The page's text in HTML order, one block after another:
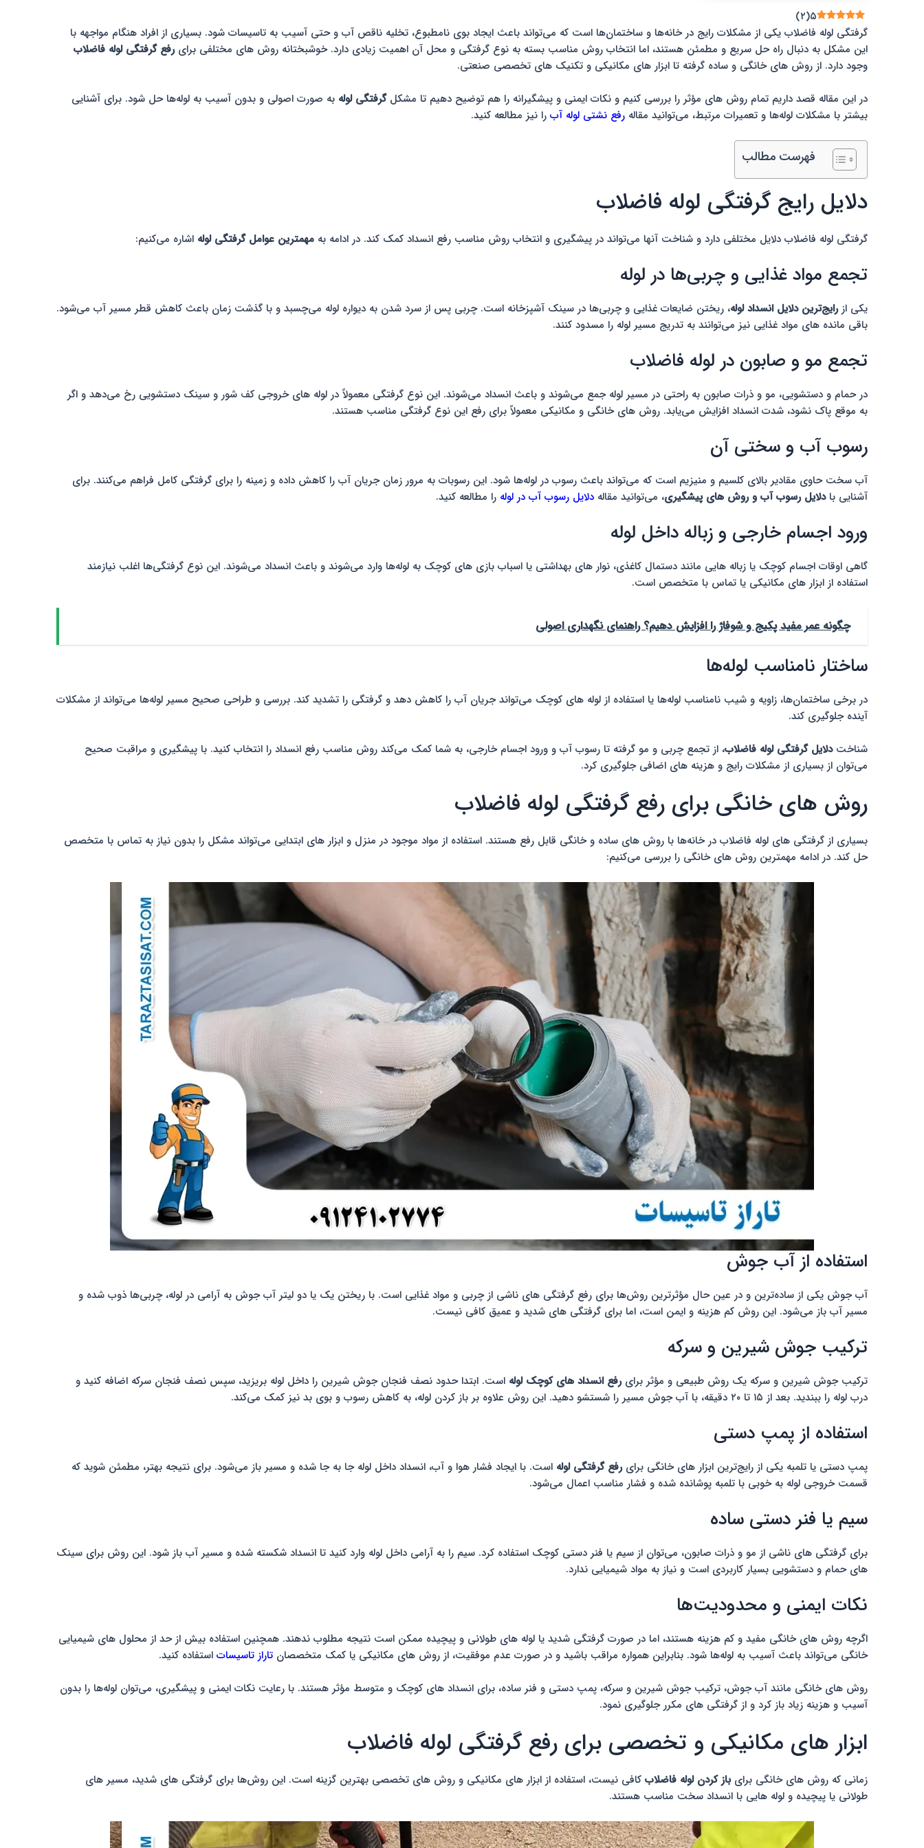
۵(۲)
گرفتگی لوله فاضلاب یکی از مشکلات رایج در خانه‌ها و ساختمان‌ها است که می‌تواند باعث ایجاد بوی نامطبوع، تخلیه ناقص آب و حتی آسیب به تاسیسات شود. بسیاری از افراد هنگام مواجهه با
این مشکل به دنبال راه حل سریع و مطمئن هستند، اما انتخاب روش مناسب بسته به نوع گرفتگی و محل آن اهمیت زیادی دارد. خوشبختانه روش های مختلفی برایرفع گرفتگی لوله فاضلاب
وجود دارد. از روش های خانگی و ساده گرفته تا ابزار های مکانیکی و تکنیک های تخصصی صنعتی.
در این مقاله قصد داریم تمام روش های مؤثر را بررسی کنیم و نکات ایمنی و پیشگیرانه را هم توضیح دهیم تا مشکلگرفتگی لوله به صورت اصولی و بدون آسیب به لوله‌ها حل شود. برای آشنایی
بیشتر با مشکلات لوله‌ها و تعمیرات مرتبط، می‌توانید مقاله رفع نشتی لوله آب را نیز مطالعه کنید.
فهرست مطالب
دلایل رایج گرفتگی لوله فاضلاب
گرفتگی لوله فاضلاب دلایل مختلفی دارد و شناخت آنها می‌تواند در پیشگیری و انتخاب روش مناسب رفع انسداد کمک کند. در ادامه به مهمترین عوامل گرفتگی لوله اشاره می‌کنیم:
تجمع مواد غذایی و چربی‌ها در لوله
یکی ازرایج‌ترین دلایل انسداد لوله، ریختن ضایعات غذایی و چربی‌ها در سینک آشپزخانه است. چربی پس از سرد شدن به دیواره لوله می‌چسبد و با گذشت زمان باعث کاهش قطر مسیر آب می‌شود.
باقی مانده های مواد غذایی نیز می‌توانند به تدریج مسیر لوله را مسدود کنند.
تجمع مو و صابون در لوله فاضلاب
در حمام و دستشویی، مو و ذرات صابون به راحتی در مسیر لوله جمع می‌شوند و باعث انسداد می‌شوند. این نوع گرفتگی معمولاً در لوله های خروجی کف شور و سینک دستشویی رخ می‌دهد و اگر
به موقع پاک نشود، شدت انسداد افزایش می‌یابد. روش های خانگی و مکانیکی معمولاً برای رفع این نوع گرفتگی مناسب هستند.
رسوب آب و سختی آن
آب سخت حاوی مقادیر بالای کلسیم و منیزیم است که می‌تواند باعث رسوب در لوله‌ها شود. این رسوبات به مرور زمان جریان آب را کاهش داده و زمینه را برای گرفتگی کامل فراهم می‌کنند. برای
آشنایی بادلایل رسوب آب و روش های پیشگیری، می‌توانید مقاله دلایل رسوب آب در لوله را مطالعه کنید.
ورود اجسام خارجی و زباله داخل لوله
گاهی اوقات اجسام کوچک یا زباله هایی مانند دستمال کاغذی، نوار های بهداشتی یا اسباب بازی های کوچک به لوله‌ها وارد می‌شوند و باعث انسداد می‌شوند. این نوع گرفتگی‌ها اغلب نیازمند
استفاده از ابزار های مکانیکی یا تماس با متخصص است.
چگونه عمر مفید پکیج و شوفاژ را افزایش دهیم؟ راهنمای نگهداری اصولی
ساختار نامناسب لوله‌ها
در برخی ساختمان‌ها، زاویه و شیب نامناسب لوله‌ها یا استفاده از لوله های کوچک می‌تواند جریان آب را کاهش دهد و گرفتگی را تشدید کند. بررسی و طراحی صحیح مسیر لوله‌ها می‌تواند از مشکلات
آینده جلوگیری کند.
شناختدلایل گرفتگی لوله فاضلاب، از تجمع چربی و مو گرفته تا رسوب آب و ورود اجسام خارجی، به شما کمک می‌کند روش مناسب رفع انسداد را انتخاب کنید. با پیشگیری و مراقبت صحیح
می‌توان از بسیاری از مشکلات رایج و هزینه های اضافی جلوگیری کرد.
روش های خانگی برای رفع گرفتگی لوله فاضلاب
بسیاری از گرفتگی های لوله فاضلاب در خانه‌ها با روش های ساده و خانگی قابل رفع هستند. استفاده از مواد موجود در منزل و ابزار های ابتدایی می‌تواند مشکل را بدون نیاز به تماس با متخصص
حل کند. در ادامه مهمترین روش های خانگی را بررسی می‌کنیم:
استفاده از آب جوش
آب جوش یکی از ساده‌ترین و در عین حال مؤثرترین روش‌ها برای رفع گرفتگی های ناشی از چربی و مواد غذایی است. با ریختن یک یا دو لیتر آب جوش به آرامی در لوله، چربی‌ها ذوب شده و
مسیر آب باز می‌شود. این روش کم هزینه و ایمن است، اما برای گرفتگی های شدید و عمیق کافی نیست.
ترکیب جوش شیرین و سرکه
ترکیب جوش شیرین و سرکه یک روش طبیعی و مؤثر برایرفع انسداد های کوچک لوله است. ابتدا حدود نصف فنجان جوش شیرین را داخل لوله بریزید، سپس نصف فنجان سرکه اضافه کنید و
درب لوله را ببندید. بعد از ۱۵ تا ۲۰ دقیقه، با آب جوش مسیر را شستشو دهید. این روش علاوه بر باز کردن لوله، به کاهش رسوب و بوی بد نیز کمک می‌کند.
استفاده از پمپ دستی
پمپ دستی یا تلمبه یکی از رایج‌ترین ابزار های خانگی برایرفع گرفتگی لوله است. با ایجاد فشار هوا و آب، انسداد داخل لوله جا به جا شده و مسیر باز می‌شود. برای نتیجه بهتر، مطمئن شوید که
قسمت خروجی لوله به خوبی با تلمبه پوشانده شده و فشار مناسب اعمال می‌شود.
سیم یا فنر دستی ساده
برای گرفتگی های ناشی از مو و ذرات صابون، می‌توان از سیم یا فنر دستی کوچک استفاده کرد. سیم را به آرامی داخل لوله وارد کنید تا انسداد شکسته شده و مسیر آب باز شود. این روش برای سینک
های حمام و دستشویی بسیار کاربردی است و نیاز به مواد شیمیایی ندارد.
نکات ایمنی و محدودیت‌ها
اگرچه روش های خانگی مفید و کم هزینه هستند، اما در صورت گرفتگی شدید یا لوله های طولانی و پیچیده ممکن است نتیجه مطلوب ندهند. همچنین استفاده بیش از حد از محلول های شیمیایی
خانگی می‌تواند باعث آسیب به لوله‌ها شود. بنابراین همواره مراقب باشید و در صورت عدم موفقیت، از روش های مکانیکی یا کمک متخصصان تاراز تاسیسات استفاده کنید.
روش های خانگی مانند آب جوش، ترکیب جوش شیرین و سرکه، پمپ دستی و فنر ساده، برای انسداد های کوچک و متوسط مؤثر هستند. با رعایت نکات ایمنی و پیشگیری، می‌توان لوله‌ها را بدون
آسیب و هزینه زیاد باز کرد و از گرفتگی های مکرر جلوگیری نمود.
ابزار های مکانیکی و تخصصی برای رفع گرفتگی لوله فاضلاب
زمانی که روش های خانگی برایباز کردن لوله فاضلاب کافی نیست، استفاده از ابزار های مکانیکی و روش های تخصصی بهترین گزینه است. این روش‌ها برای گرفتگی های شدید، مسیر های
طولانی یا پیچیده و لوله هایی با انسداد سخت مناسب هستند.